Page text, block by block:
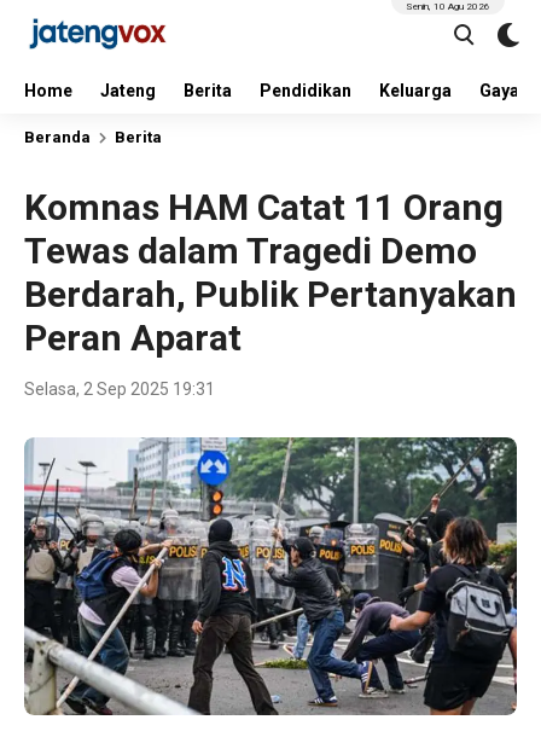
Home Jateng Berita Pendidikan Keluarga Gaya
Senin, 10 Agu 2026
Beranda Berita
Komnas HAM Catat 11 Orang
Tewas dalam Tragedi Demo
Berdarah, Publik Pertanyakan
Peran Aparat
Selasa, 2 Sep 2025 19:31